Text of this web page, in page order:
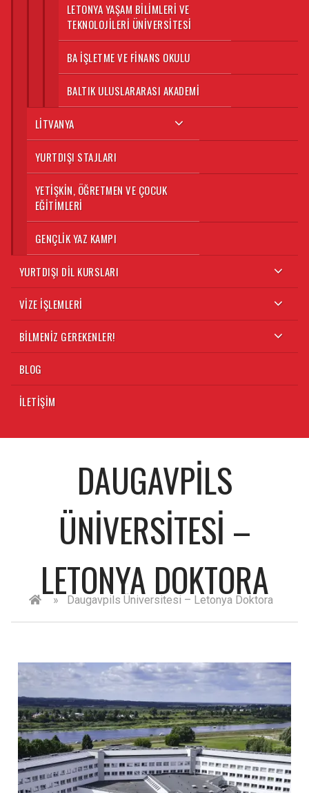
LETONYA YAŞAM BILIMLERI VE
TEKNOLOJILERI ÜNIVERSITESI
BA İŞLETME VE FINANS OKULU
BALTIK ULUSLARARASI AKADEMI
LITVANYA
YURTDIŞI STAJLARI
YETIŞKIN, ÖĞRETMEN VE ÇOCUK
EĞITIMLERI
GENÇLIK YAZ KAMPI
YURTDIŞI DIL KURSLARI
VIZE İŞLEMLERI
BILMENIZ GEREKENLER!
BLOG
İLETIŞIM
DAUGAVPILS
ÜNIVERSITESI –
LETONYA DOKTORA
» Daugavpils Üniversitesi – Letonya Doktora